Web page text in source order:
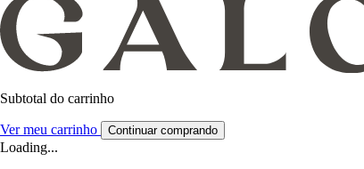
Subtotal do carrinho
Ver meu carrinho Continuar comprando
Loading...